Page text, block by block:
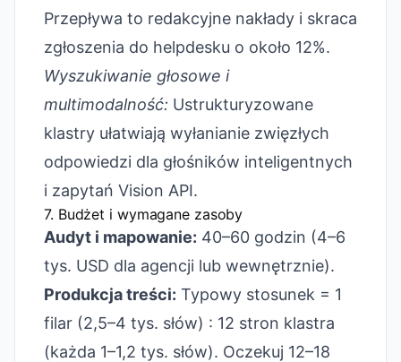
Przepływa to redakcyjne nakłady i skraca
zgłoszenia do helpdesku o około 12%.
Wyszukiwanie głosowe i
multimodalność: Ustrukturyzowane
klastry ułatwiają wyłanianie zwięzłych
odpowiedzi dla głośników inteligentnych
i zapytań Vision API.
7. Budżet i wymagane zasoby
Audyt i mapowanie: 40–60 godzin (4–6
tys. USD dla agencji lub wewnętrznie).
Produkcja treści: Typowy stosunek = 1
filar (2,5–4 tys. słów) : 12 stron klastra
(każda 1–1,2 tys. słów). Oczekuj 12–18